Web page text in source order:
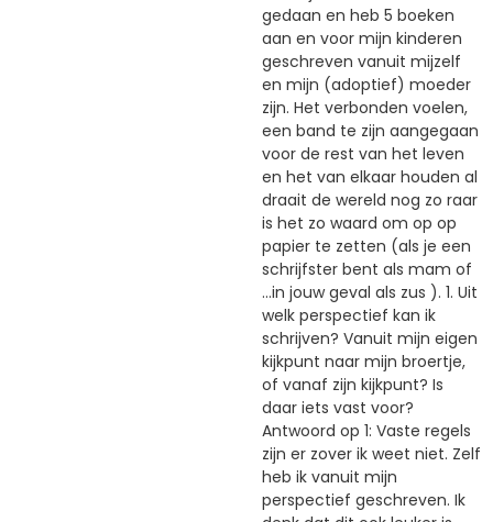
gedaan en heb 5 boeken
aan en voor mijn kinderen
geschreven vanuit mijzelf
en mijn (adoptief) moeder
zijn. Het verbonden voelen,
een band te zijn aangegaan
voor de rest van het leven
en het van elkaar houden al
draait de wereld nog zo raar
is het zo waard om op op
papier te zetten (als je een
schrijfster bent als mam of
…in jouw geval als zus ). 1. Uit
welk perspectief kan ik
schrijven? Vanuit mijn eigen
kijkpunt naar mijn broertje,
of vanaf zijn kijkpunt? Is
daar iets vast voor?
Antwoord op 1: Vaste regels
zijn er zover ik weet niet. Zelf
heb ik vanuit mijn
perspectief geschreven. Ik